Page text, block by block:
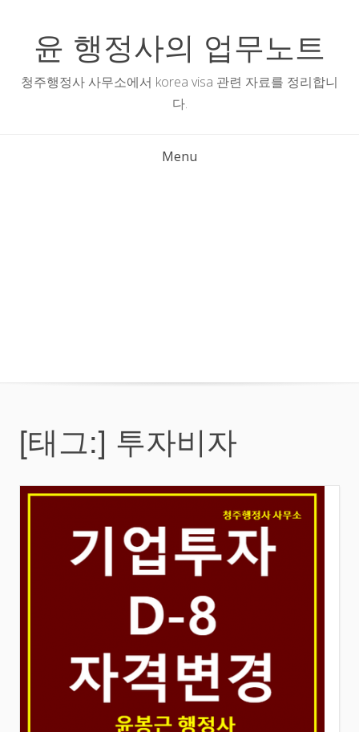
content윤 행정사의 업무노트
청주행정사 사무소에서 korea visa 관련 자료를 정리합니
다.
Menu
[태그:] 투자비자